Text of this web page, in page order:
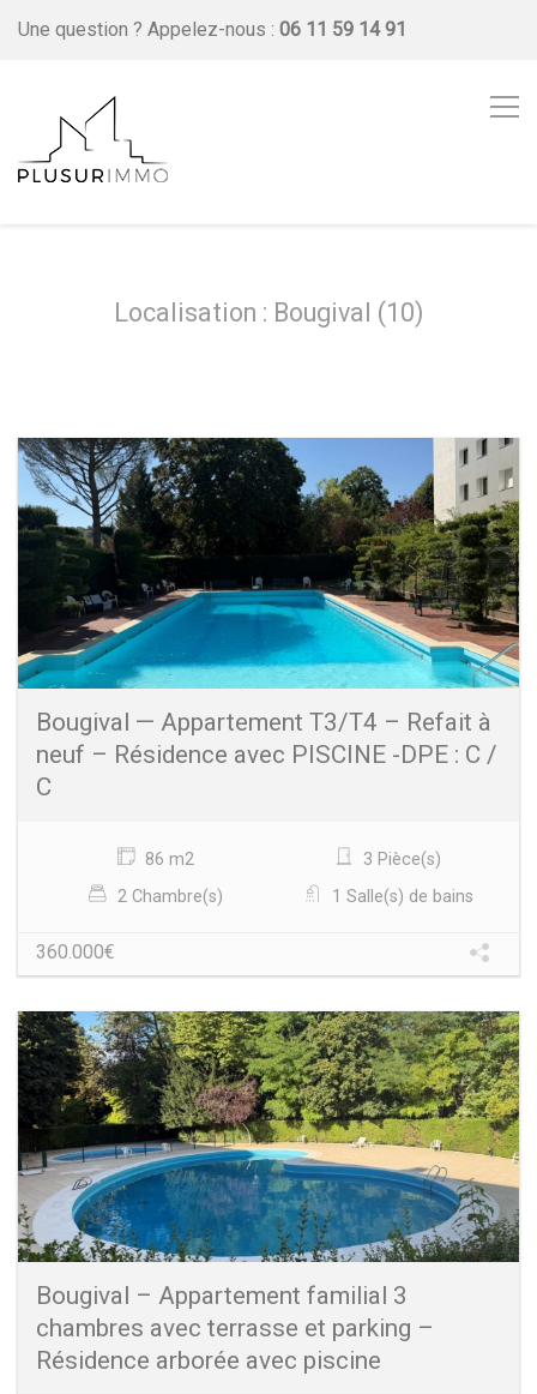
Une question ? Appelez-nous : 06 11 59 14 91
Localisation : Bougival (10)
Bougival — Appartement T3/T4 – Refait à
neuf – Résidence avec PISCINE -DPE : C /
C
86 m2
3 Pièce(s)
2 Chambre(s)
1 Salle(s) de bains
360.000€
Bougival – Appartement familial 3
chambres avec terrasse et parking –
Résidence arborée avec piscine